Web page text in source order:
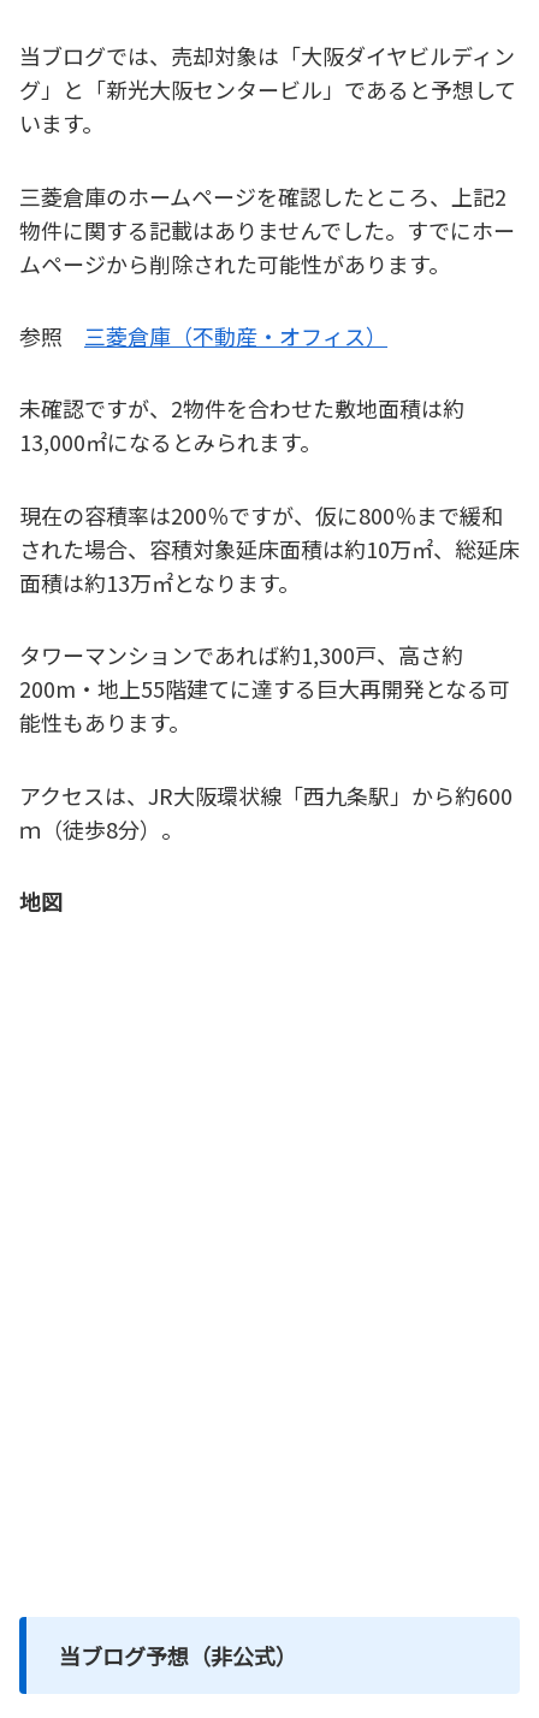
当ブログでは、売却対象は「大阪ダイヤビルディン
グ」と「新光大阪センタービル」であると予想して
います。
三菱倉庫のホームページを確認したところ、上記2
物件に関する記載はありませんでした。すでにホー
ムページから削除された可能性があります。
参照 三菱倉庫（不動産・オフィス）
未確認ですが、2物件を合わせた敷地面積は約
13,000㎡になるとみられます。
現在の容積率は200％ですが、仮に800％まで緩和
された場合、容積対象延床面積は約10万㎡、総延床
面積は約13万㎡となります。
タワーマンションであれば約1,300戸、高さ約
200m・地上55階建てに達する巨大再開発となる可
能性もあります。
アクセスは、JR大阪環状線「西九条駅」から約600
ｍ（徒歩8分）。
地図
当ブログ予想（非公式）